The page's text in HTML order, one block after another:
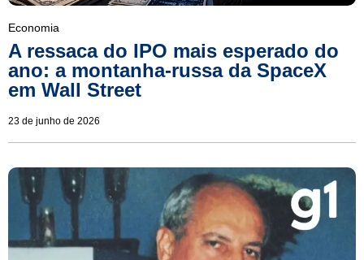
Economia
A ressaca do IPO mais esperado do
ano: a montanha-russa da SpaceX
em Wall Street
23 de junho de 2026